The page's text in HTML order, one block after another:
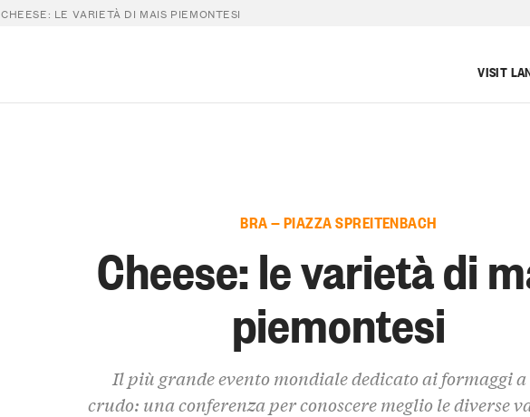
CHEESE: LE VARIETÀ DI MAIS PIEMONTESI
VISIT
BRA — PIAZZA SPREITENBACH
Cheese: le varietà di
piemontesi
Il più grande evento mondiale dedicato ai formaggi
crudo: una conferenza per conoscere meglio le diverse